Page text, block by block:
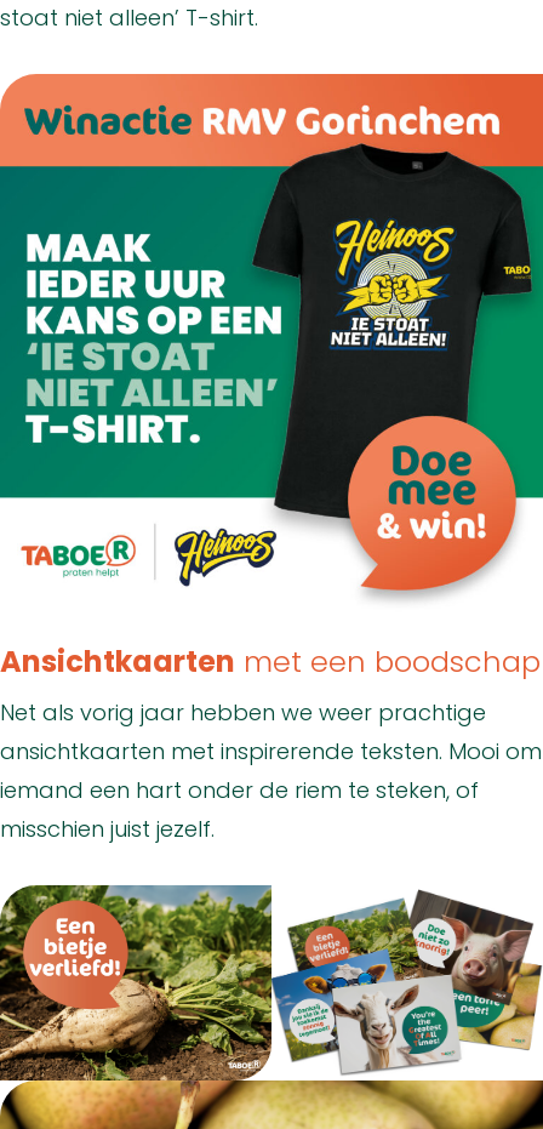
stoat niet alleen’ T-shirt.
Ansichtkaarten met een boodschap
Net als vorig jaar hebben we weer prachtige
ansichtkaarten met inspirerende teksten. Mooi om
iemand een hart onder de riem te steken, of
misschien juist jezelf.